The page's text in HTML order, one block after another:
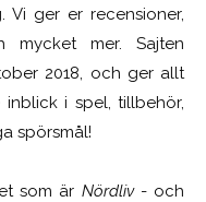
Vi ger er recensioner,
mycket mer. Sajten
2018, och ger allt
i spel, tillbehör,
spörsmål!
som är Nördliv- och